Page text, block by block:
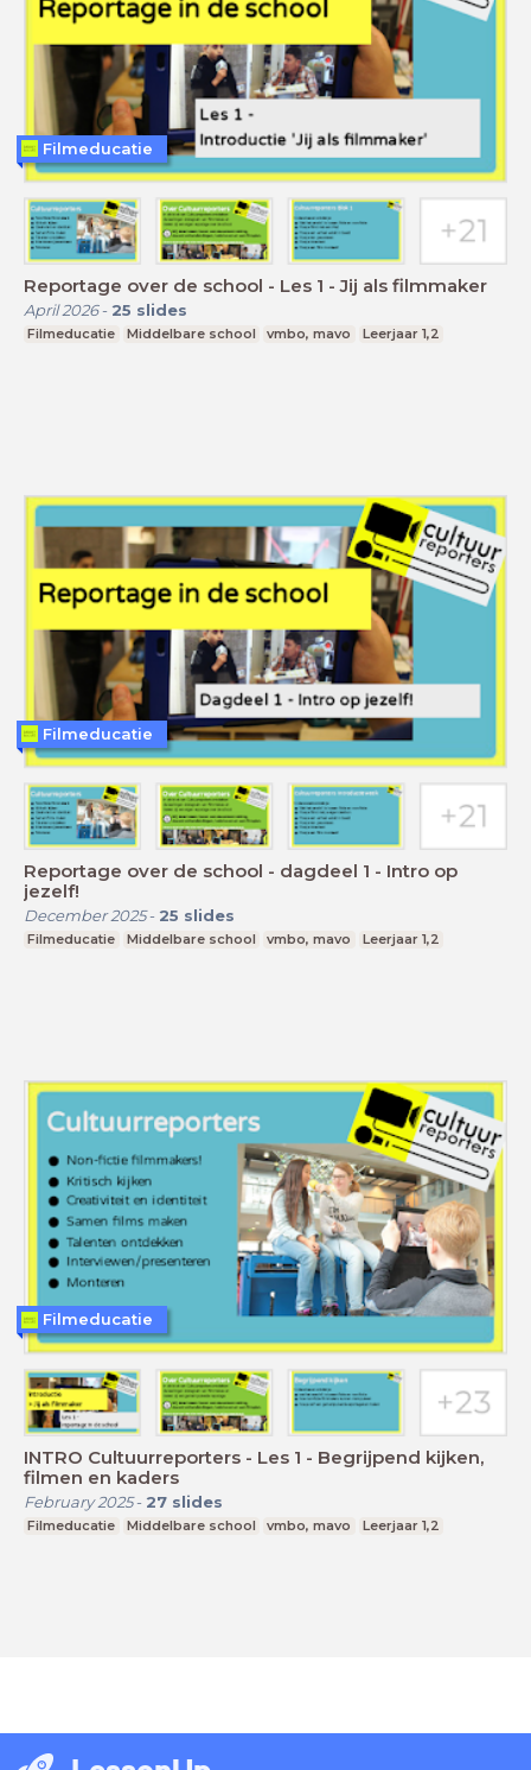
Reportage over de school - Les 1 - Jij als filmmaker
April 2026- 25 slides
Filmeducatie Middelbare school vmbo, mavo Leerjaar 1,2
Filmeducatie
Reportage over de school - dagdeel 1 - Intro op
jezelf!
December 2025- 25 slides
Filmeducatie Middelbare school vmbo, mavo Leerjaar 1,2
Filmeducatie
INTRO Cultuurreporters - Les 1 - Begrijpend kijken,
filmen en kaders
February 2025- 27 slides
Filmeducatie Middelbare school vmbo, mavo Leerjaar 1,2
Filmeducatie